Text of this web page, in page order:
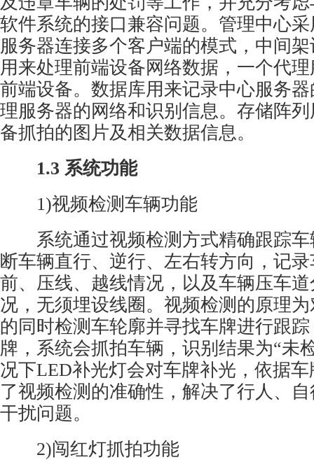
软件系统的接口兼容问题。管理中心
服务器连接多个客户端的模式，中间
用来处理前端设备网络数据，一个代
前端设备。数据库用来记录中心服务
理服务器的网络和识别信息。存储阵
备抓拍的图片及相关数据信息。
1.3 系统功能
1)视频检测车辆功能
系统通过视频检测方式精确跟踪车
断车辆直行、逆行、左右转方向，记
前、压线、越线情况，以及车辆压车
况，无须埋设线圈。视频检测的原理
的同时检测车轮廓并寻找车牌进行跟
牌，系统会抓拍车辆，识别结果为“未
况下LED补光灯会对车牌补光，依据
了视频检测的准确性，解决了行人、
干扰问题。
2)闯红灯抓拍功能